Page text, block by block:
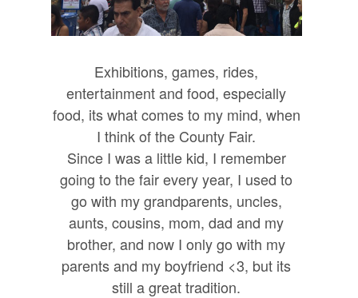
Exhibitions, games, rides,
entertainment and food, especially
food, its what comes to my mind, when
I think of the County Fair.
Since I was a little kid, I remember
going to the fair every year, I used to
go with my grandparents, uncles,
aunts, cousins, mom, dad and my
brother, and now I only go with my
parents and my boyfriend <3, but its
still a great tradition.